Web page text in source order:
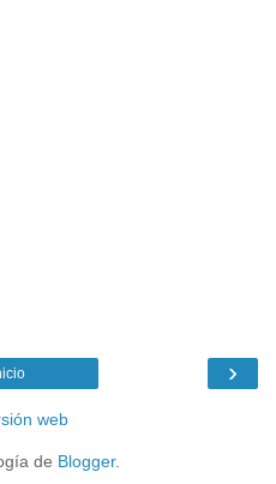
›
web
de Blogger.